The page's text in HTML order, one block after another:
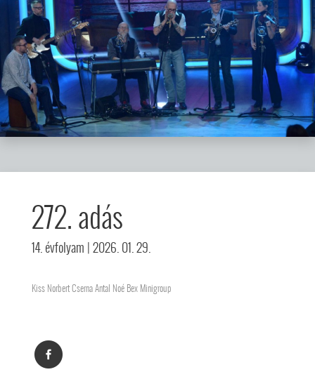
272. adás
14. évfolyam | 2026. 01. 29.
Kiss Norbert Cserna Antal Noé Bex Minigroup